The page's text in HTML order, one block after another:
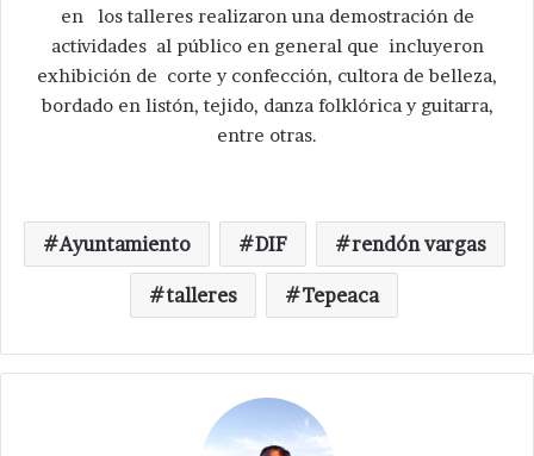
en los talleres realizaron una demostración de
actividades al público en general que incluyeron
exhibición de corte y confección, cultora de belleza,
bordado en listón, tejido, danza folklórica y guitarra,
entre otras.
Ayuntamiento DIF rendón vargas
talleres Tepeaca